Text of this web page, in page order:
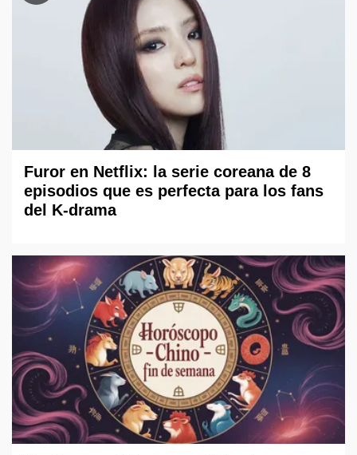
Furor en Netflix: la serie coreana de 8
episodios que es perfecta para los fans
del K-drama